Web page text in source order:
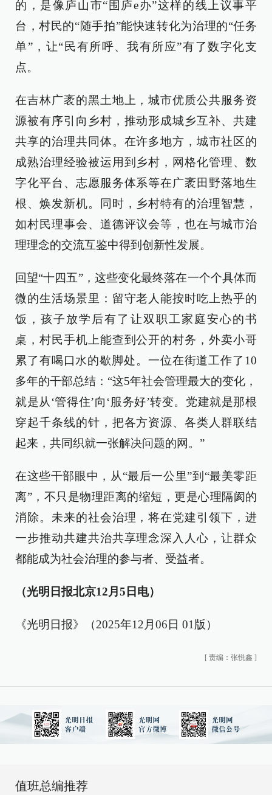
的，是像庐山市“围庐e办”这样的线上议事平
台，村民的“随手拍”能快速转化为治理的“任务
单”，让“民有所呼、我有所应”有了数字化支
点。
在吉林广袤的黑土地上，城市优质公共服务资
源被有序引向乡村，推动形成城乡互补、共建
共享的治理共同体。在许多地方，城市社区的
成熟治理经验被运用到乡村，网格化管理、数
字化平台、志愿服务体系等在广袤田野落地生
根、焕发新机。同时，乡村特有的治理智慧，
如村民理事会、道德评议会等，也在与城市治
理理念的交流互鉴中得到创新性发展。
回望“十四五”，这些变化最终落在一个个具体而
微的生活场景里：留守老人能按时吃上热乎的
饭，孩子放学后有了让双职工家庭安心的书
桌，村民手机上能查到公开的村务，外卖小哥
累了有喝口水的歇脚处。一位在街道工作了10
多年的干部总结：“这5年社会管理最大的变化，
就是从‘管得住’向‘服务好’转变。党建就是那根
穿起千条线的针，把各方资源、各类人群联结
起来，共同织就一张解决问题的网。”
在这些干部眼中，从“最后一公里”到“最美零距
离”，不只是物理距离的缩短，更是心理隔阂的
消除。未来的社会治理，将在党建引领下，进
一步推动共建共治共享理念深入人心，让群众
都能成为社会治理的参与者、受益者。
（光明日报北京12月5日电）
《光明日报》（2025年12月06日 01版）
[ 责编：张悦鑫 ]
值班总编推荐